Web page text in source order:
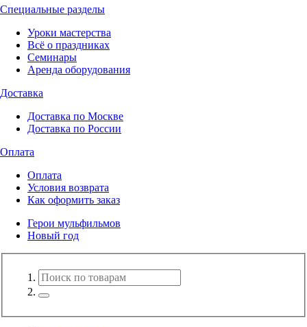
Специальные разделы
Уроки мастерства
Всё о праздниках
Семинары
Аренда оборудования
Доставка
Доставка по Москве
Доставка по России
Оплата
Оплата
Условия возврата
Как оформить заказ
Герои мульфильмов
Новый год